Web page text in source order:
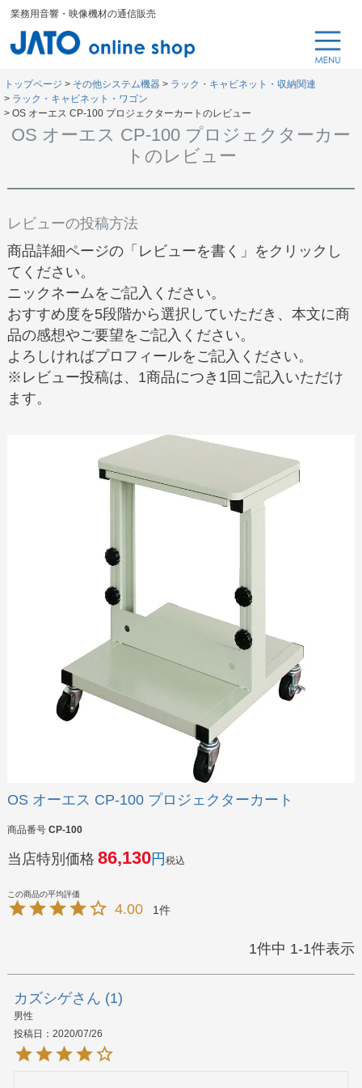
業務用音響・映像機材の通信販売
トップページ その他システム機器
ラック・キャビネット・収納関連
ラック・キャビネット・ワゴン
OS オーエス CP-100 プロジェクターカートのレビュー
OS オーエス CP-100 プロジェクターカー
トのレビュー
レビューの投稿方法
商品詳細ページの「レビューを書く」をクリックし
てください。
ニックネームをご記入ください。
おすすめ度を5段階から選択していただき、本文に商
品の感想やご要望をご記入ください。
よろしければプロフィールをご記入ください。
※レビュー投稿は、1商品につき1回ご記入いただけ
ます。
OS オーエス CP-100 プロジェクターカート
商品番号 CP-100
当店特別価格 86,130 税込
4.00 1
1件中 1-1件表示
カズシゲ 1
男性
投稿日
2020/07/26